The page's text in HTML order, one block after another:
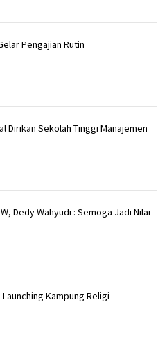
Pengajian Rutin
Dirikan Sekolah Tinggi Manajemen
Dedy Wahyudi : Semoga Jadi Nilai
Kampung Religi